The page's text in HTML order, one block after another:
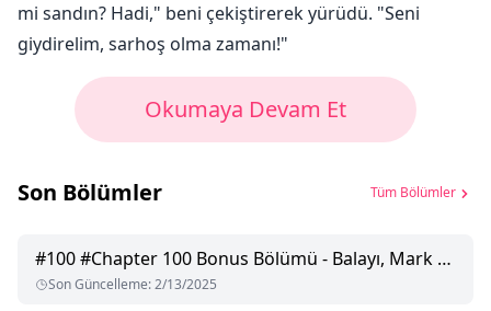
mi sandın? Hadi," beni çekiştirerek yürüdü. "Seni
giydirelim, sarhoş olma zamanı!"
Okumaya Devam Et
Son Bölümler Tüm Bölümler
#100#Chapter 100 Bonus Bölümü - Balayı, Mark ve Yeni Bebek
Son Güncelleme:2/13/2025